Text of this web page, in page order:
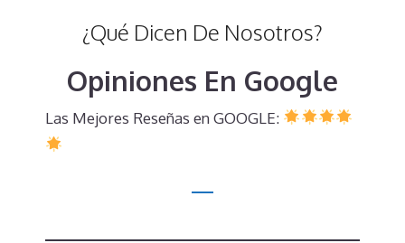
¿Qué Dicen De Nosotros?
Opiniones En Google
Las Mejores Reseñas en GOOGLE: